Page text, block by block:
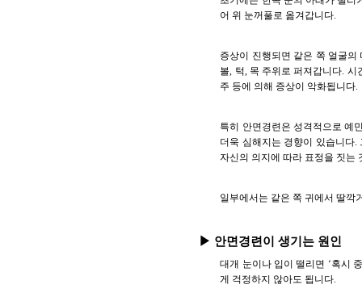
어 위 눈꺼풀로 옮겨갑니다.
증상이 진행되면 같은 쪽 얼굴
볼, 턱, 목 주위로 퍼져갑니다. 시
주 등에 의해 증상이 악화됩니다.
특히 안면경련은 성격적으로 예
더욱 심해지는 경향이 있습니다
자신의 의지에 따라 표정을 짓는
일부에서는 같은 쪽 귀에서 딸깍
▶ 안면경련이 생기는 원인
대개 눈이나 입이 떨리면 ‘혹시
게 걱정하지 않아도 됩니다.